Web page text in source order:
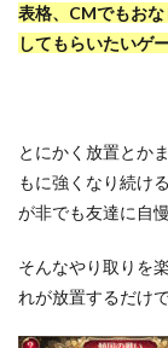
表格、CMでもお
してもらいたいゲー
とにかく放置とか
もに強くなり続け
が非でも友達に自
そんなやり取りを
れが放置するだけ